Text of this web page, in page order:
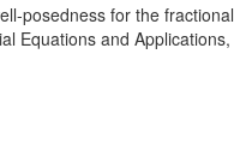
posedness for the
Equations and